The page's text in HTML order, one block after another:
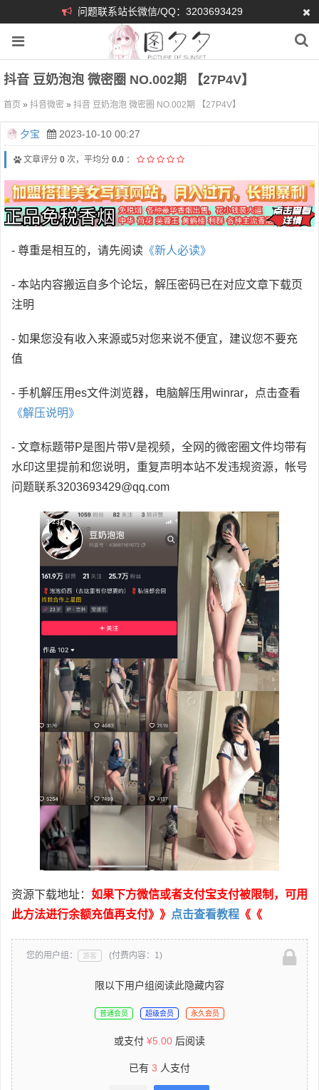
问题联系站长微信/QQ：3203693429
抖音 豆奶泡泡 微密圈 NO.002期 【27P4V】
首页 » 抖音微密 » 抖音 豆奶泡泡 微密圈 NO.002期 【27P4V】
夕宝 2023-10-10 00:27
文章评分 0 次，平均分 0.0 ：
- 尊重是相互的，请先阅读 《新人必读》
- 本站内容搬运自多个论坛，解压密码已在对应文章下载页
注明
- 如果您没有收入来源或5对您来说不便宜，建议您不要充
值
- 手机解压用es文件浏览器，电脑解压用winrar，点击查看
《解压说明》
- 文章标题带P是图片带V是视频，全网的微密圈文件均带有
水印这里提前和您说明，重复声明本站不发违规资源，帐号
问题联系3203693429@qq.com
资源下载地址： 如果下方微信或者支付宝支付被限制，可用
此方法进行余额充值再支付》》 点击查看教程 《《
您的用户组： 游客 (付费内容：1)
限以下用户组阅读此隐藏内容
普通会员 超级会员 永久会员
或支付 ¥5.00 后阅读
已有 3 人支付